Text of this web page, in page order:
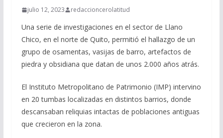
julio 12, 2023 redaccioncerolatitud
Una serie de investigaciones en el sector de Llano
Chico, en el norte de Quito, permitió el hallazgo de un
grupo de osamentas, vasijas de barro, artefactos de
piedra y obsidiana que datan de unos 2.000 años atrás.
El Instituto Metropolitano de Patrimonio (IMP) intervino
en 20 tumbas localizadas en distintos barrios, donde
descansaban reliquias intactas de poblaciones antiguas
que crecieron en la zona.